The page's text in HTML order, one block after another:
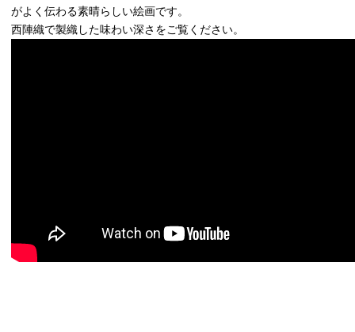
がよく伝わる素晴らしい絵画です。
西陣織で製織した味わい深さをご覧ください。